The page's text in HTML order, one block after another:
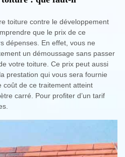
toiture contre le développement
que le prix de ce
dépenses. En effet, vous ne
un démoussage sans passer
votre toiture. Ce prix peut aussi
prestation qui vous sera fournie
coût de ce traitement atteint
carré. Pour profiter d’un tarif